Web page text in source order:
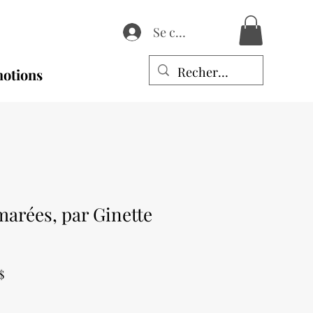
Se connecter
par Ginette
Prix